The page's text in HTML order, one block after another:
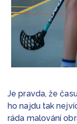
Je pravda, že
ho najdu tak
ráda malování